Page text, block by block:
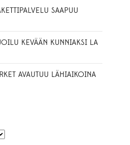
SAAPUU
KEVÄÄN KUNNIAKSI LA
AVAUTUU LÄHIAIKOINA